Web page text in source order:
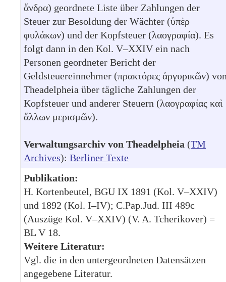
ἄνδρα) geordnete Liste über Zahlungen der
Steuer zur Besoldung der Wächter (ὑπὲρ
φυλάκων) und der Kopfsteuer (λαογραφία). Es
folgt dann in den Kol. V–XXIV ein nach
Personen geordneter Bericht der
Geldsteuereinnehmer (πρακτόρες ἀργυρικῶν)
Theadelpheia über tägliche Zahlungen der
Kopfsteuer und anderer Steuern (λαογραφίας καὶ
ἄλλων μερισμῶν).
Verwaltungsarchiv von Theadelpheia (TM
Archives): Berliner Texte
Publikation:
H. Kortenbeutel, BGU IX 1891 (Kol. V–XXIV)
und 1892 (Kol. I–IV); C.Pap.Jud. III 489c
(Auszüge Kol. V–XXIV) (V. A. Tcherikover) =
BL V 18.
Weitere Literatur:
Vgl. die in den untergeordneten Datensätzen
angegebene Literatur.